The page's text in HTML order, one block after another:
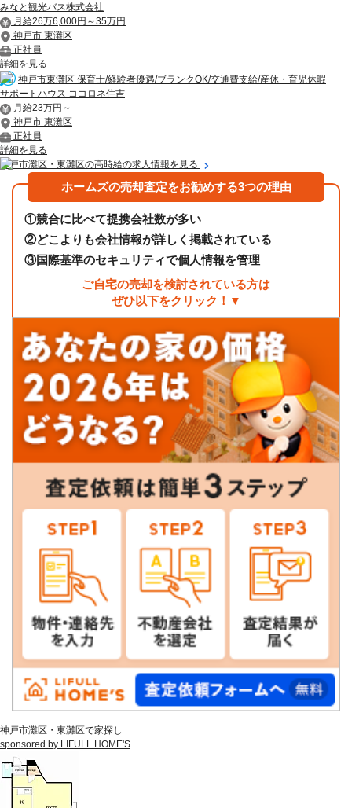
みなと観光バス株式会社
月給26万6,000円～35万円
神戸市 東灘区
正社員
詳細を見る
神戸市東灘区 保育士/経験者優遇/ブランクOK/交通費支給/産休・育児休暇
サポートハウス ココロネ住吉
月給23万円～
神戸市 東灘区
正社員
詳細を見る
神戸市灘区・東灘区の高時給の求人情報を見る
ホームズの売却査定をお勧めする3つの理由
①競合に比べて提携会社数が多い
②どこよりも会社情報が詳しく掲載されている
③国際基準のセキュリティで個人情報を管理
ご自宅の売却を検討されている方は
ぜひ以下をクリック！▼
神戸市灘区・東灘区で家探し
sponsored by LIFULL HOME'S